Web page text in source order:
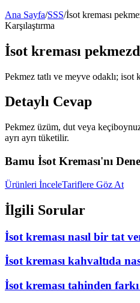
Ana Sayfa/SSS/İsot kreması
Karşılaştırma
İsot kreması
Pekmez tatlı ve meyve odaklı; isot
Detaylı Cevap
Pekmez üzüm, dut veya
ayrı ayrı tüketilir.
Bamu İsot Kreması'nı
Ürünleri İnceleTariflere Göz At
İlgili Sorular
İsot kreması nasıl bir tat
İsot kreması kahvaltıda
İsot kreması tahinden